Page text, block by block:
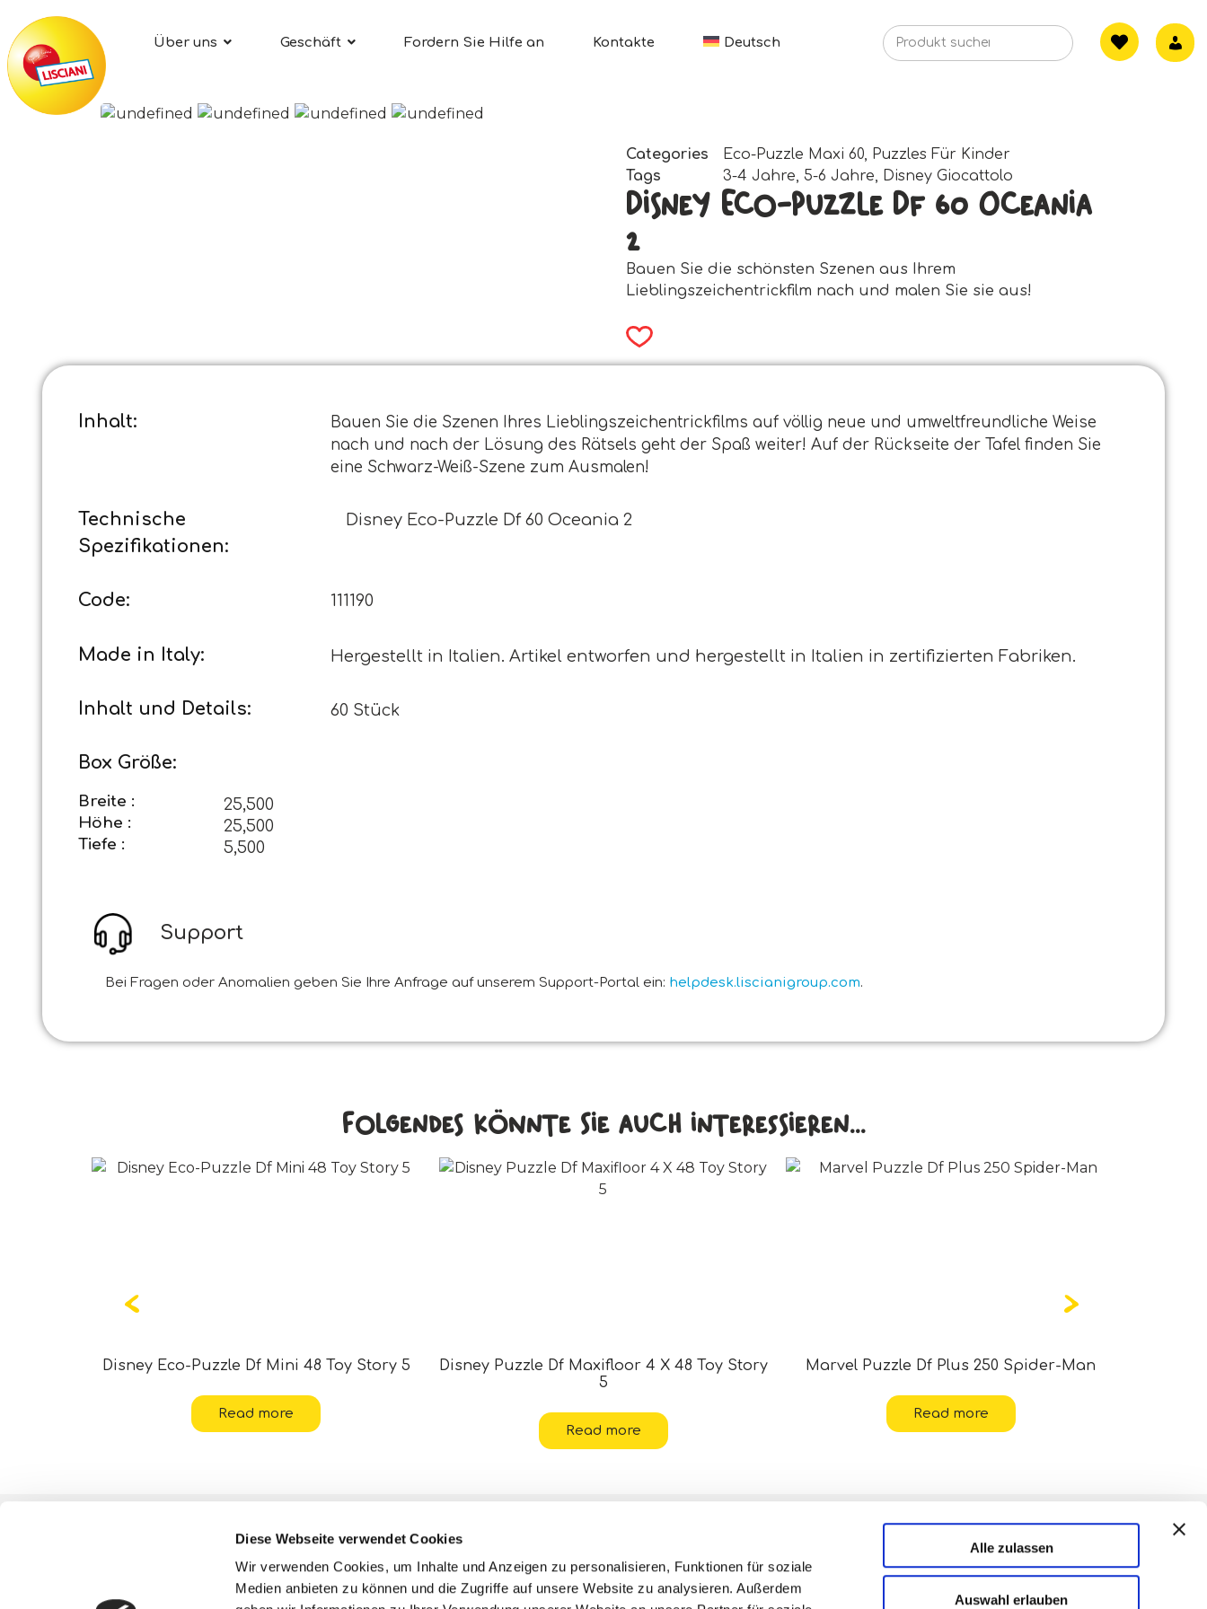
Diese Webseite verwendet Cookies
Wir verwenden Cookies, um Inhalte und Anzeigen zu personalisieren, Funktionen für soziale
Medien anbieten zu können und die Zugriffe auf unsere Website zu analysieren. Außerdem
Alle zulassen
Auswahl erlauben
Über uns Geschäft Fordern Sie Hilfe an Kontakte Deutsch
Categories Eco-Puzzle Maxi 60, Puzzles Für Kinder
Tags
3-4 Jahre, 5-6 Jahre, Disney Giocattolo
Disney Eco-Puzzle Df 60 Oceania
2
Bauen Sie die schönsten Szenen aus Ihrem
Lieblingszeichentrickfilm nach und malen Sie sie aus!
Inhalt:
Bauen Sie die Szenen Ihres Lieblingszeichentrickfilms auf völlig neue und umweltfreundliche Weise
nach und nach der Lösung des Rätsels geht der Spaß weiter! Auf der Rückseite der Tafel finden Sie
eine Schwarz-Weiß-Szene zum Ausmalen!
Technische
Spezifikationen:
Disney Eco-Puzzle Df 60 Oceania 2
Code: 111190
Made in Italy: Hergestellt in Italien. Artikel entworfen und hergestellt in Italien in zertifizierten Fabriken.
Inhalt und Details: 60 Stück
Box Größe:
Breite : 25,500
Höhe : 25,500
Tiefe : 5,500
Support
Bei Fragen oder Anomalien geben Sie Ihre Anfrage auf unserem Support-Portal ein: helpdesk.liscianigroup.com.
Folgendes könnte Sie auch interessieren...
Disney Eco-Puzzle Df Mini 48 Toy Story 5
Read more
Disney Puzzle Df Maxifloor 4 X 48 Toy Story
5
Read more
Marvel Puzzle Df Plus 250 Spider-Man
Read more
Lisciani TV
Hilfe
Datenschutzerklärungen und Cookie-